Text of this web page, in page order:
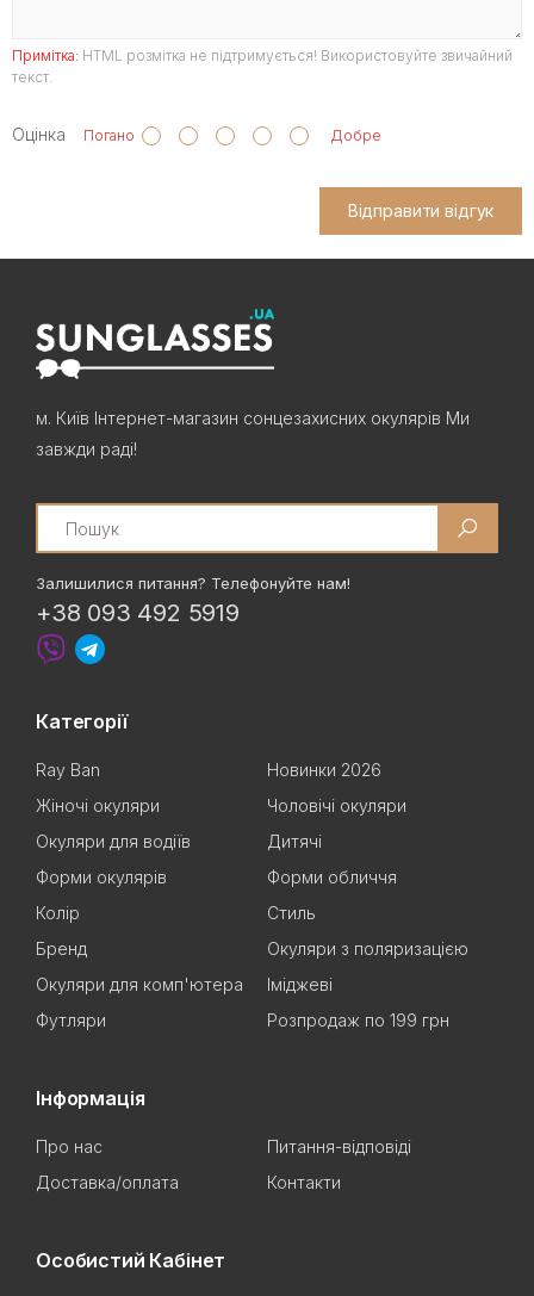
Примітка: HTML розмітка не підтримується! Використовуйте звичайний
текст.
Оцінка Погано Добре
Відправити відгук
м. Київ Інтернет-магазин сонцезахисних окулярів Ми
завжди раді!
Search
Залишилися питання? Телефонуйте нам!
+38 093 492 5919
Категорії
Ray Ban
Новинки 2026
Жіночі окуляри
Чоловічі окуляри
Окуляри для водіїв
Дитячі
Форми окулярів
Форми обличчя
Колір
Стиль
Бренд
Окуляри з поляризацією
Окуляри для комп'ютера
Іміджеві
Футляри
Розпродаж по 199 грн
Інформація
Про нас
Питання-відповіді
Доставка/оплата
Контакти
Особистий Кабінет